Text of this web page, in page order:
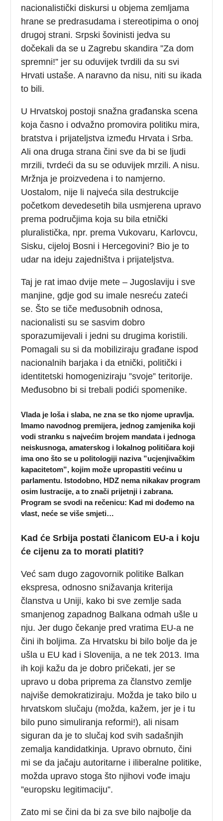
nacionalistički diskursi u objema zemljama
hrane se predrasudama i stereotipima o onoj
drugoj strani. Srpski šovinisti jedva su
dočekali da se u Zagrebu skandira ”Za dom
spremni!” jer su oduvijek tvrdili da su svi
Hrvati ustaše. A naravno da nisu, niti su ikada
to bili.
U Hrvatskoj postoji snažna građanska scena
koja časno i odvažno promovira politiku mira,
bratstva i prijateljstva između Hrvata i Srba.
Ali ona druga strana čini sve da bi se ljudi
mrzili, tvrdeći da su se oduvijek mrzili. A nisu.
Mržnja je proizvedena i to namjerno.
Uostalom, nije li najveća sila destrukcije
početkom devedesetih bila usmjerena upravo
prema područjima koja su bila etnički
pluralistička, npr. prema Vukovaru, Karlovcu,
Sisku, cijeloj Bosni i Hercegovini? Bio je to
udar na ideju zajedništva i prijateljstva.
Taj je rat imao dvije mete – Jugoslaviju i sve
manjine, gdje god su imale nesreću zateći
se. Što se tiče međusobnih odnosa,
nacionalisti su se sasvim dobro
sporazumijevali i jedni su drugima koristili.
Pomagali su si da mobiliziraju građane ispod
nacionalnih barjaka i da etnički, politički i
identitetski homogeniziraju ”svoje” teritorije.
Međusobno bi si trebali podići spomenike.
Vlada je loša i slaba, ne zna se tko njome upravlja.
Imamo navodnog premijera, jednog zamjenika koji
vodi stranku s najvećim brojem mandata i jednoga
neiskusnoga, amaterskog i lokalnog političara koji
ima ono što se u politologiji naziva ”ucjenjivačkim
kapacitetom”, kojim može upropastiti većinu u
parlamentu. Istodobno, HDZ nema nikakav program
osim lustracije, a to znači prijetnji i zabrana.
Program se svodi na rečenicu: Kad mi dođemo na
vlast, neće se više smjeti…
Kad će Srbija postati članicom EU-a i koju
će cijenu za to morati platiti?
Već sam dugo zagovornik politike Balkan
ekspresa, odnosno snižavanja kriterija
članstva u Uniji, kako bi sve zemlje sada
smanjenog zapadnog Balkana odmah ušle u
nju. Jer dugo čekanje pred vratima EU-a ne
čini ih boljima. Za Hrvatsku bi bilo bolje da je
ušla u EU kad i Slovenija, a ne tek 2013. Ima
ih koji kažu da je dobro pričekati, jer se
upravo u doba priprema za članstvo zemlje
najviše demokratiziraju. Možda je tako bilo u
hrvatskom slučaju (možda, kažem, jer je i tu
bilo puno simuliranja reformi!), ali nisam
siguran da je to slučaj kod svih sadašnjih
zemalja kandidatkinja. Upravo obrnuto, čini
mi se da jačaju autoritarne i iliberalne politike,
možda upravo stoga što njihovi vođe imaju
”europsku legitimaciju”.
Zato mi se čini da bi za sve bilo najbolje da